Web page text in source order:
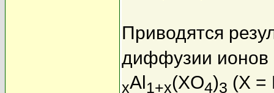
Приводятся
диффузии ионов
xAl 1+x(XO4)3 (X =